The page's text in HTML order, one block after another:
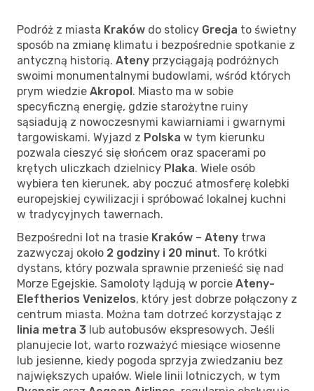
Podróż z miasta Kraków do stolicy Grecja to świetny
sposób na zmianę klimatu i bezpośrednie spotkanie z
antyczną historią. Ateny przyciągają podróżnych
swoimi monumentalnymi budowlami, wśród których
prym wiedzie Akropol. Miasto ma w sobie
specyficzną energię, gdzie starożytne ruiny
sąsiadują z nowoczesnymi kawiarniami i gwarnymi
targowiskami. Wyjazd z Polska w tym kierunku
pozwala cieszyć się słońcem oraz spacerami po
krętych uliczkach dzielnicy Plaka. Wiele osób
wybiera ten kierunek, aby poczuć atmosferę kolebki
europejskiej cywilizacji i spróbować lokalnej kuchni
w tradycyjnych tawernach.
Bezpośredni lot na trasie Kraków – Ateny trwa
zazwyczaj około 2 godziny i 20 minut. To krótki
dystans, który pozwala sprawnie przenieść się nad
Morze Egejskie. Samoloty lądują w porcie Ateny-
Eleftherios Venizelos, który jest dobrze połączony z
centrum miasta. Można tam dotrzeć korzystając z
linia metra 3 lub autobusów ekspresowych. Jeśli
planujecie lot, warto rozważyć miesiące wiosenne
lub jesienne, kiedy pogoda sprzyja zwiedzaniu bez
największych upałów. Wiele linii lotniczych, w tym